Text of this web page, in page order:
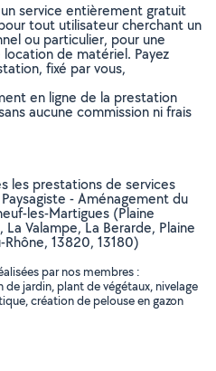
service entièrement gratuit
tout utilisateur cherchant un
ou particulier, pour une
de matériel. Payez
fixé par vous,
en ligne de la prestation
aucune commission ni frais
les prestations de services
- Aménagement du
les-Martigues (Plaine
Valampe, La Berarde, Plaine
13820, 13180)
par nos membres :
jardin, plant de végétaux, nivelage
création de pelouse en gazon